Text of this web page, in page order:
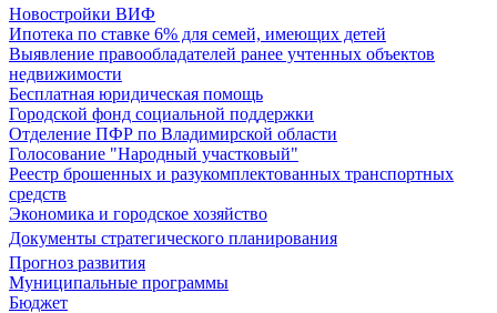
Новостройки ВИФ
Ипотека по ставке 6% для семей, имеющих детей
Выявление правообладателей ранее учтенных объектов
недвижимости
Бесплатная юридическая помощь
Городской фонд социальной поддержки
Отделение ПФР по Владимирской области
Голосование "Народный участковый"
Реестр брошенных и разукомплектованных транспортных
средств
Экономика и городское хозяйство
Документы стратегического планирования
Прогноз развития
Муниципальные программы
Бюджет